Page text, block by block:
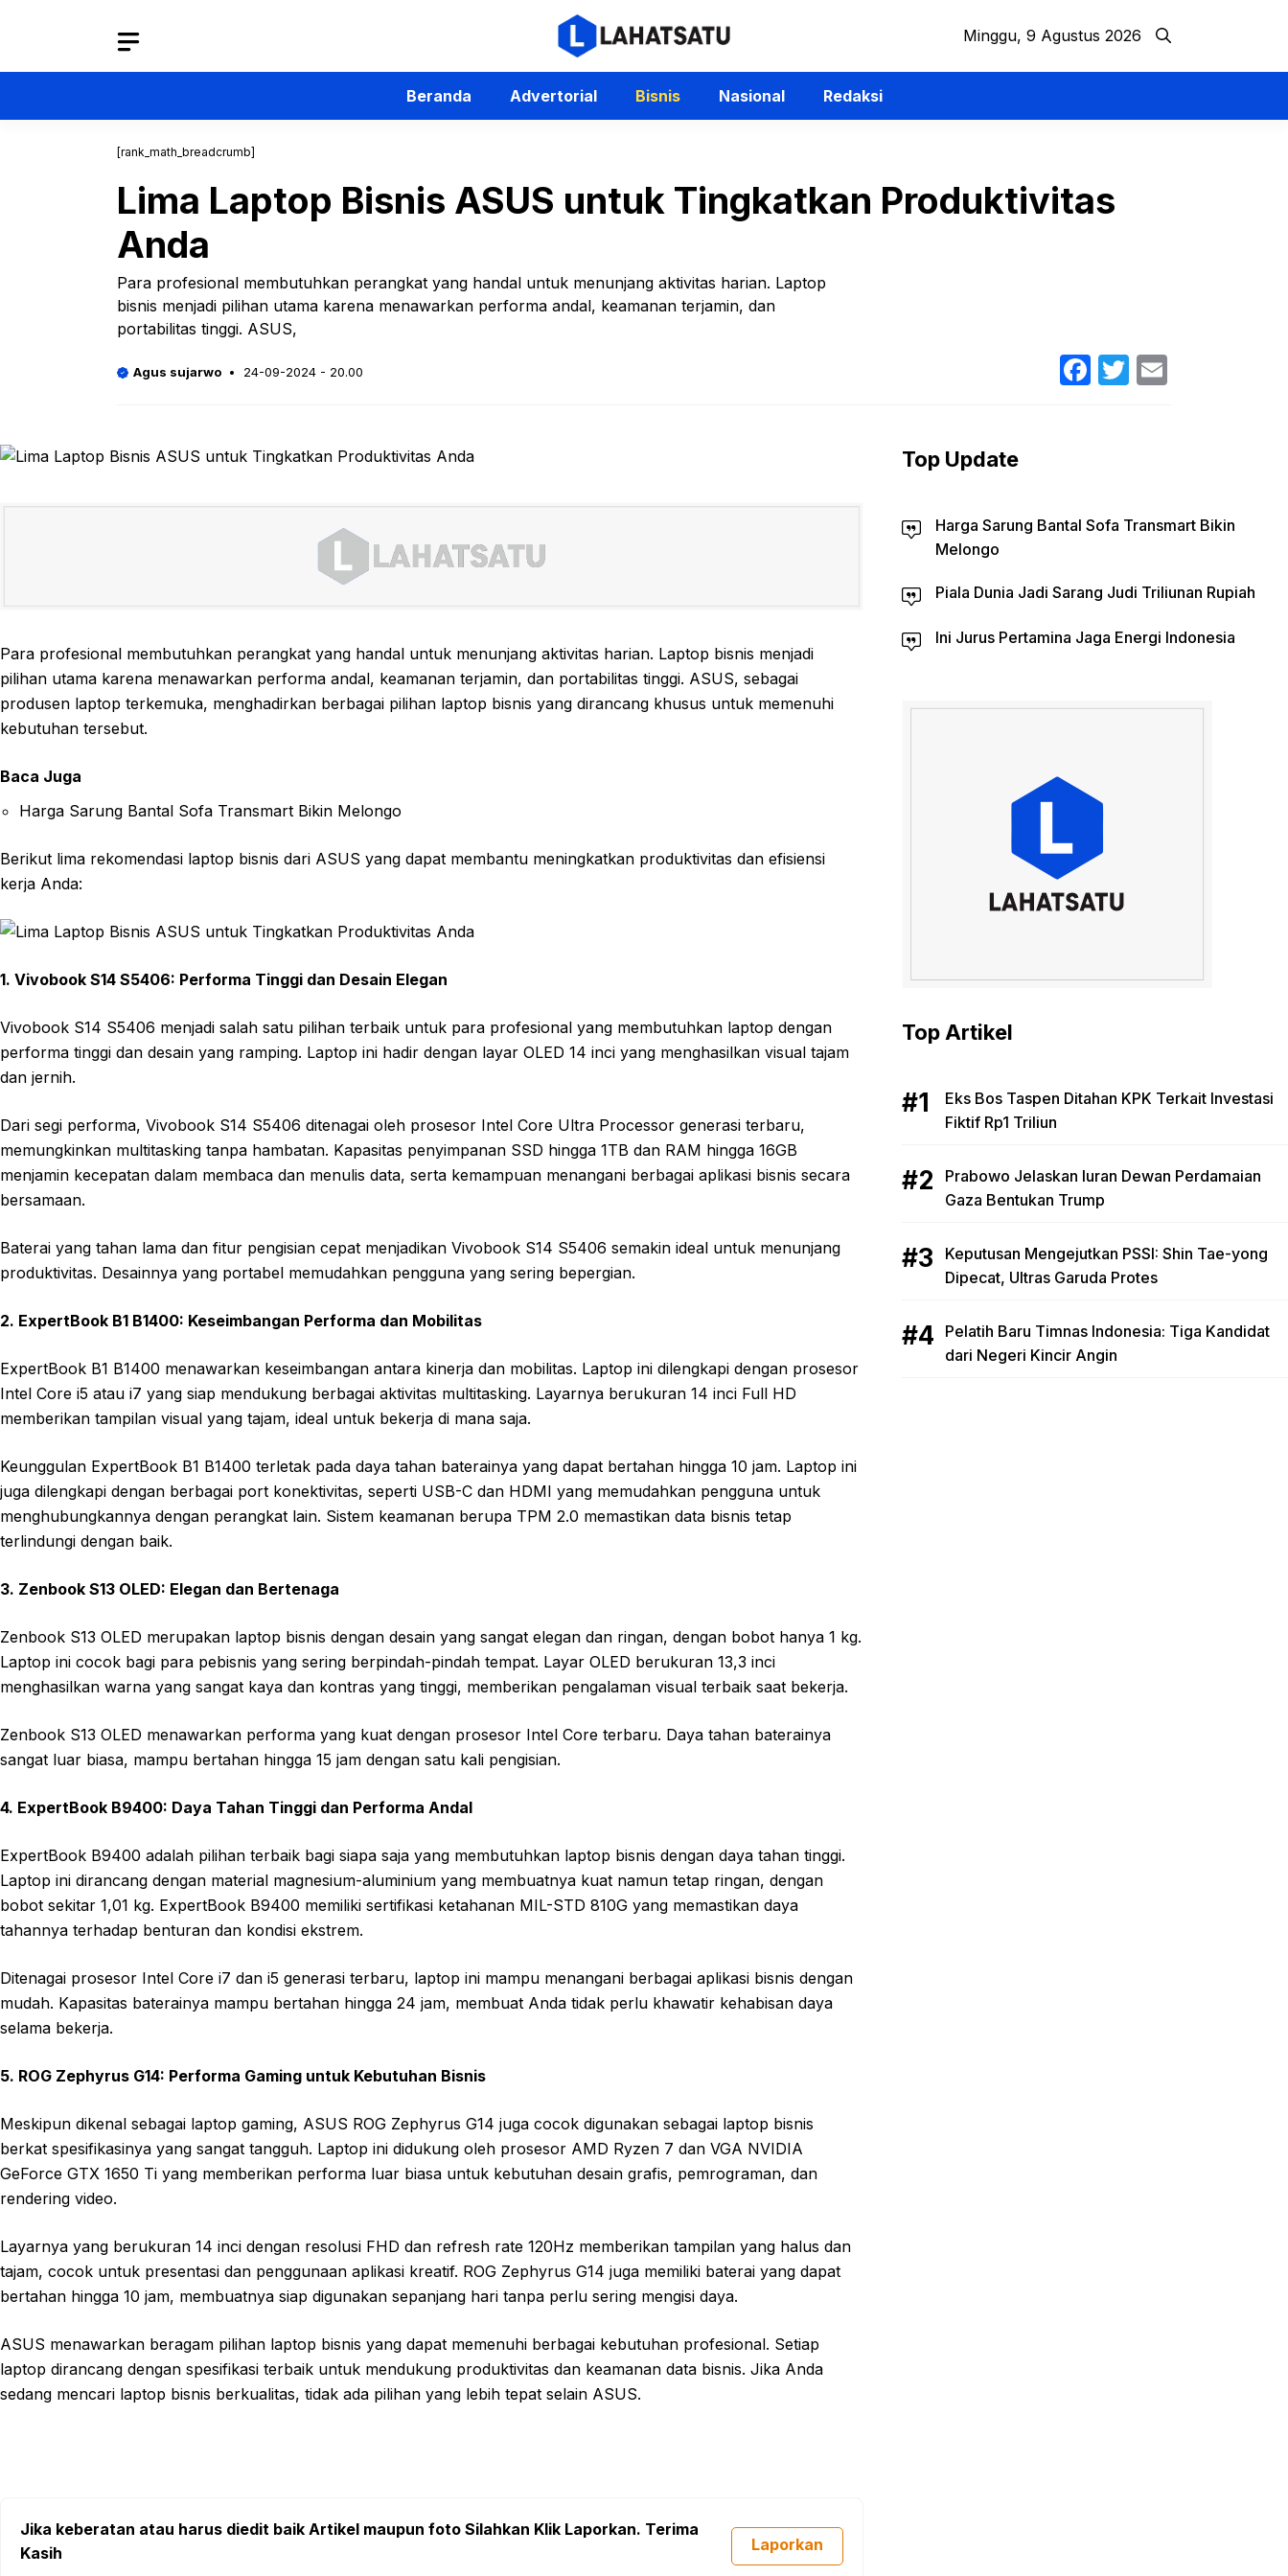
Minggu, 9 Agustus 2026
Beranda Advertorial Bisnis Nasional Redaksi
[rank_math_breadcrumb]
Lima Laptop Bisnis ASUS untuk Tingkatkan Produktivitas
Anda
Para profesional membutuhkan perangkat yang handal untuk menunjang aktivitas harian. Laptop
bisnis menjadi pilihan utama karena menawarkan performa andal, keamanan terjamin, dan
portabilitas tinggi. ASUS,
Agus sujarwo 24-09-2024 - 20.00 Facebook
Twitter
Para profesional membutuhkan perangkat yang handal untuk menunjang aktivitas harian. Laptop bisnis menjadi
pilihan utama karena menawarkan performa andal, keamanan terjamin, dan portabilitas tinggi. ASUS, sebagai
produsen laptop terkemuka, menghadirkan berbagai pilihan laptop bisnis yang dirancang khusus untuk memenuhi
kebutuhan tersebut.
Baca Juga
Harga Sarung Bantal Sofa Transmart Bikin Melongo
Berikut lima rekomendasi laptop bisnis dari ASUS yang dapat membantu meningkatkan produktivitas dan efisiensi
kerja Anda:
1. Vivobook S14 S5406: Performa Tinggi dan Desain Elegan
Vivobook S14 S5406 menjadi salah satu pilihan terbaik untuk para profesional yang membutuhkan laptop dengan
performa tinggi dan desain yang ramping. Laptop ini hadir dengan layar OLED 14 inci yang menghasilkan visual tajam
dan jernih.
Dari segi performa, Vivobook S14 S5406 ditenagai oleh prosesor Intel Core Ultra Processor generasi terbaru,
memungkinkan multitasking tanpa hambatan. Kapasitas penyimpanan SSD hingga 1TB dan RAM hingga 16GB
menjamin kecepatan dalam membaca dan menulis data, serta kemampuan menangani berbagai aplikasi bisnis secara
bersamaan.
Baterai yang tahan lama dan fitur pengisian cepat menjadikan Vivobook S14 S5406 semakin ideal untuk menunjang
produktivitas. Desainnya yang portabel memudahkan pengguna yang sering bepergian.
2. ExpertBook B1 B1400: Keseimbangan Performa dan Mobilitas
ExpertBook B1 B1400 menawarkan keseimbangan antara kinerja dan mobilitas. Laptop ini dilengkapi dengan prosesor
Intel Core i5 atau i7 yang siap mendukung berbagai aktivitas multitasking. Layarnya berukuran 14 inci Full HD
memberikan tampilan visual yang tajam, ideal untuk bekerja di mana saja.
Keunggulan ExpertBook B1 B1400 terletak pada daya tahan baterainya yang dapat bertahan hingga 10 jam. Laptop ini
juga dilengkapi dengan berbagai port konektivitas, seperti USB-C dan HDMI yang memudahkan pengguna untuk
menghubungkannya dengan perangkat lain. Sistem keamanan berupa TPM 2.0 memastikan data bisnis tetap
terlindungi dengan baik.
3. Zenbook S13 OLED: Elegan dan Bertenaga
Zenbook S13 OLED merupakan laptop bisnis dengan desain yang sangat elegan dan ringan, dengan bobot hanya 1 kg.
Laptop ini cocok bagi para pebisnis yang sering berpindah-pindah tempat. Layar OLED berukuran 13,3 inci
menghasilkan warna yang sangat kaya dan kontras yang tinggi, memberikan pengalaman visual terbaik saat bekerja.
Zenbook S13 OLED menawarkan performa yang kuat dengan prosesor Intel Core terbaru. Daya tahan baterainya
sangat luar biasa, mampu bertahan hingga 15 jam dengan satu kali pengisian.
4. ExpertBook B9400: Daya Tahan Tinggi dan Performa Andal
ExpertBook B9400 adalah pilihan terbaik bagi siapa saja yang membutuhkan laptop bisnis dengan daya tahan tinggi.
Laptop ini dirancang dengan material magnesium-aluminium yang membuatnya kuat namun tetap ringan, dengan
bobot sekitar 1,01 kg. ExpertBook B9400 memiliki sertifikasi ketahanan MIL-STD 810G yang memastikan daya
tahannya terhadap benturan dan kondisi ekstrem.
Ditenagai prosesor Intel Core i7 dan i5 generasi terbaru, laptop ini mampu menangani berbagai aplikasi bisnis dengan
mudah. Kapasitas baterainya mampu bertahan hingga 24 jam, membuat Anda tidak perlu khawatir kehabisan daya
selama bekerja.
5. ROG Zephyrus G14: Performa Gaming untuk Kebutuhan Bisnis
Meskipun dikenal sebagai laptop gaming, ASUS ROG Zephyrus G14 juga cocok digunakan sebagai laptop bisnis
berkat spesifikasinya yang sangat tangguh. Laptop ini didukung oleh prosesor AMD Ryzen 7 dan VGA NVIDIA
GeForce GTX 1650 Ti yang memberikan performa luar biasa untuk kebutuhan desain grafis, pemrograman, dan
rendering video.
Layarnya yang berukuran 14 inci dengan resolusi FHD dan refresh rate 120Hz memberikan tampilan yang halus dan
tajam, cocok untuk presentasi dan penggunaan aplikasi kreatif. ROG Zephyrus G14 juga memiliki baterai yang dapat
bertahan hingga 10 jam, membuatnya siap digunakan sepanjang hari tanpa perlu sering mengisi daya.
ASUS menawarkan beragam pilihan laptop bisnis yang dapat memenuhi berbagai kebutuhan profesional. Setiap
laptop dirancang dengan spesifikasi terbaik untuk mendukung produktivitas dan keamanan data bisnis. Jika Anda
sedang mencari laptop bisnis berkualitas, tidak ada pilihan yang lebih tepat selain ASUS.
Jika keberatan atau harus diedit baik Artikel maupun foto Silahkan Klik Laporkan. Terima
Kasih
Laporkan
Top Update
Harga Sarung Bantal Sofa Transmart Bikin
Melongo
Piala Dunia Jadi Sarang Judi Triliunan Rupiah
Ini Jurus Pertamina Jaga Energi Indonesia
Top Artikel
Eks Bos Taspen Ditahan KPK Terkait Investasi
Fiktif Rp1 Triliun
Prabowo Jelaskan Iuran Dewan Perdamaian
Gaza Bentukan Trump
Keputusan Mengejutkan PSSI: Shin Tae-yong
Dipecat, Ultras Garuda Protes
Pelatih Baru Timnas Indonesia: Tiga Kandidat
dari Negeri Kincir Angin